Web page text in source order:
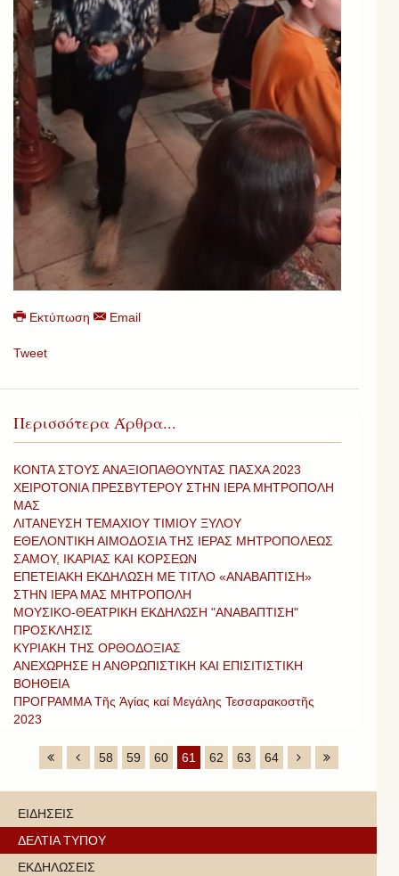
Εκτύπωση Email
Tweet
Περισσότερα Άρθρα...
ΚΟΝΤΑ ΣΤΟΥΣ ΑΝΑΞΙΟΠΑΘΟΥΝΤΑΣ ΠΑΣΧΑ 2023
ΧΕΙΡΟΤΟΝΙΑ ΠΡΕΣΒΥΤΕΡΟΥ ΣΤΗΝ ΙΕΡΑ ΜΗΤΡΟΠΟΛΗ
ΜΑΣ
ΛΙΤΑΝΕΥΣΗ ΤΕΜΑΧΙΟΥ ΤΙΜΙΟΥ ΞΥΛΟΥ
ΕΘΕΛΟΝΤΙΚΗ ΑΙΜΟΔΟΣΙΑ ΤΗΣ ΙΕΡΑΣ ΜΗΤΡΟΠΟΛΕΩΣ
ΣΑΜΟΥ, ΙΚΑΡΙΑΣ ΚΑΙ ΚΟΡΣΕΩΝ
ΕΠΕΤΕΙΑΚΗ ΕΚΔΗΛΩΣΗ ΜΕ ΤΙΤΛΟ «ΑΝΑΒΑΠΤΙΣΗ»
ΣΤΗΝ ΙΕΡΑ ΜΑΣ ΜΗΤΡΟΠΟΛΗ
ΜΟΥΣΙΚΟ-ΘΕΑΤΡΙΚΗ ΕΚΔΗΛΩΣΗ "ΑΝΑΒΑΠΤΙΣΗ"
ΠΡΟΣΚΛΗΣΙΣ
ΚΥΡΙΑΚΗ ΤΗΣ ΟΡΘΟΔΟΞΙΑΣ
ΑΝΕΧΩΡΗΣΕ Η ΑΝΘΡΩΠΙΣΤΙΚΗ ΚΑΙ ΕΠΙΣΙΤΙΣΤΙΚΗ
ΒΟΗΘΕΙΑ
ΠΡΟΓΡΑΜΜΑ Τῆς Ἁγίας καί Μεγάλης Τεσσαρακοστῆς
2023
58 59 60 61 62 63 64
ΕΙΔΗΣΕΙΣ
ΔΕΛΤΙΑ ΤΥΠΟΥ
ΕΚΔΗΛΩΣΕΙΣ